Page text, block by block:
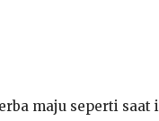
maju seperti